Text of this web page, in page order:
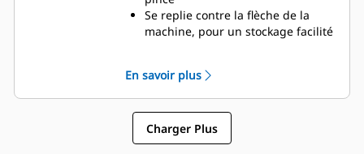
équipements pour un parc est
plus facile avec un système
pinces compatibles avec les
attaches à accouplement par axes
Cat, ce qui permet un partage des
pinces et autres d'équipements
entre les machines de taille
Se replie contre la flèche de la
machine, pour un stockage facilité
La simplicité de l'installation, de la
maintenance et du
fonctionnement général font des
pinces un accessoire plus simple
et au coût d'exploitation plus
En savoir plus
Charger Plus